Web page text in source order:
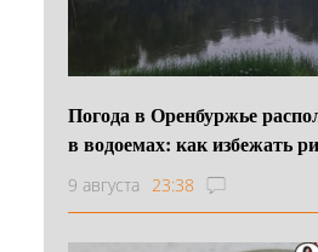
Погода в Оренбуржье
в водоемах: как избежать
9 августа 23:38